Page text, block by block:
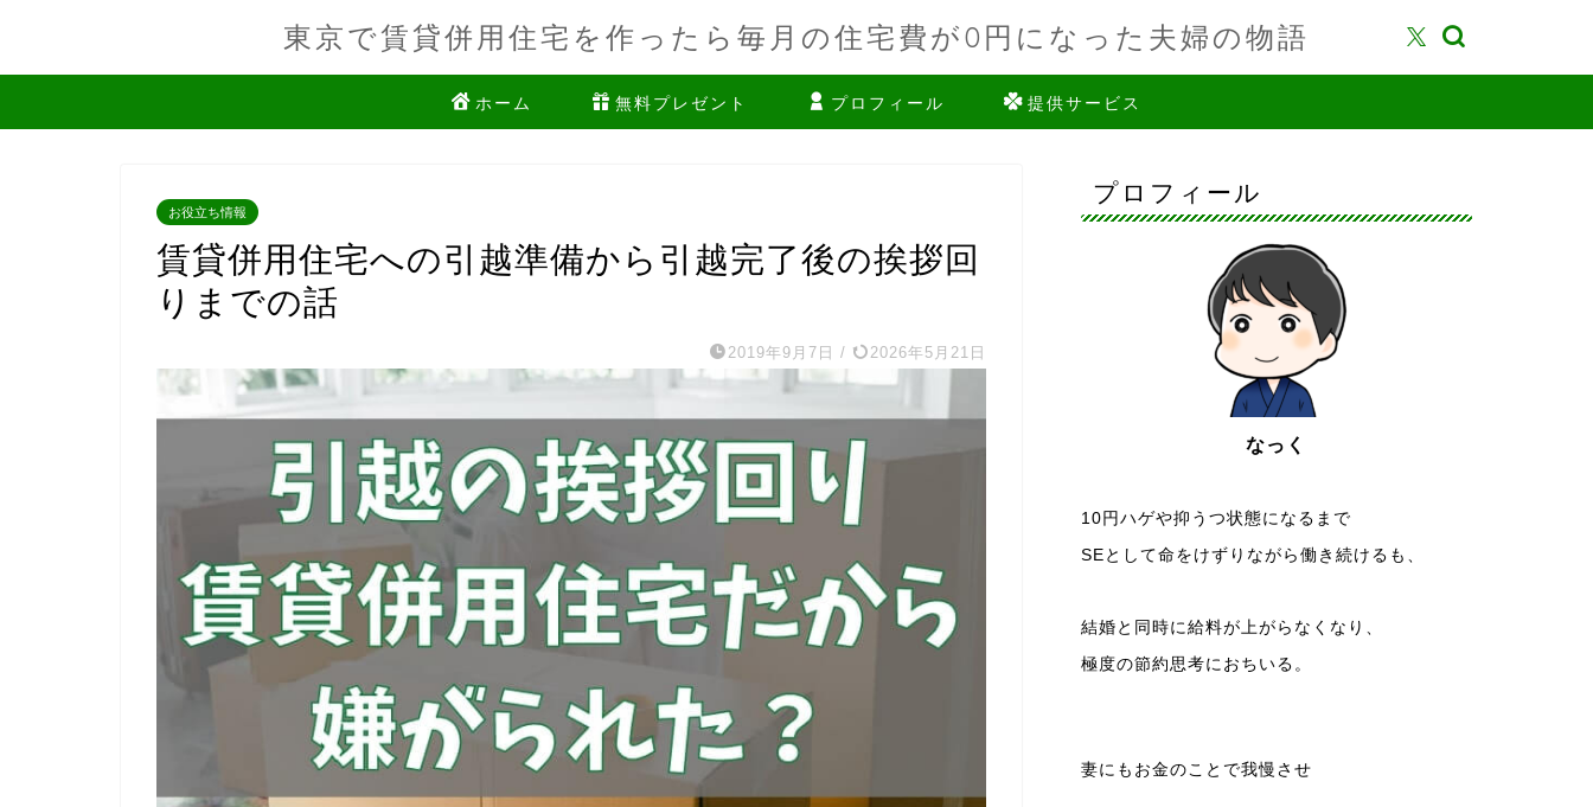
東京で賃貸併用住宅を作ったら毎月の住宅費が0円になった夫婦の物語
ホーム 無料プレゼント プロフィール 提供サービス
お役立ち情報
賃貸併用住宅への引越準備から引越完了後の挨拶回
りまでの話
2019年9月7日 / 2026年5月21日
プロフィール
なっく
10円ハゲや抑うつ状態になるまで
SEとして命をけずりながら働き続けるも、
結婚と同時に給料が上がらなくなり、
極度の節約思考におちいる。
妻にもお金のことで我慢させ